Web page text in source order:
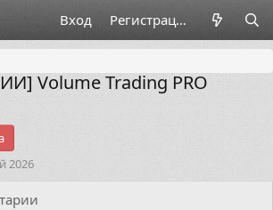
Вход Регистрация
Volume Trading PRO
2026